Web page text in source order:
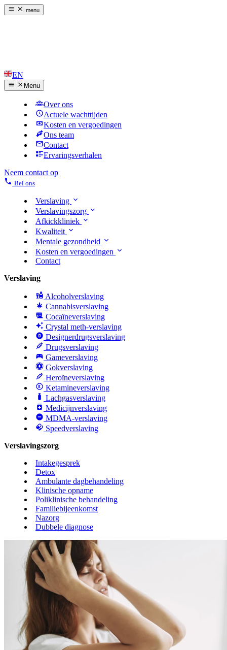
menu
EN
Menu
Over ons
Actuele wachttijden
Kosten en vergoedingen
Ons team
Contact
Ervaringsverhalen
Neem contact op
Bel ons
Verslaving
Verslavingszorg
Afkickkliniek
Kwaliteit
Mentale gezondheid
Kosten en vergoedingen
Contact
Verslaving
Alcoholverslaving
Cannabisverslaving
Cocaïneverslaving
Crystal meth-verslaving
Designerdrugsverslaving
Drugsverslaving
Gameverslaving
Gokverslaving
Heroïneverslaving
Ketamineverslaving
Lachgasverslaving
Medicijnverslaving
MDMA-verslaving
Speedverslaving
Verslavingszorg
Intakegesprek
Detox
Ambulante dagbehandeling
Klinische opname
Poliklinische behandeling
Familiebijeenkomst
Nazorg
Dubbele diagnose